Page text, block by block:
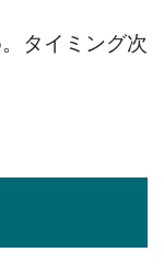
タイミング次